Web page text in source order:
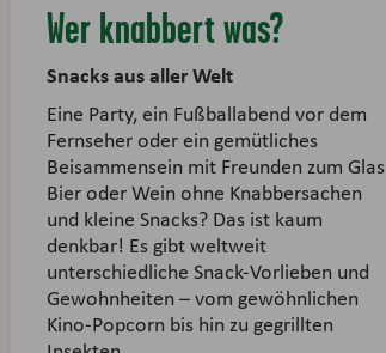
Wer knabbert was?
Snacks aus aller Welt
Eine Party, ein Fußballabend vor dem
Fernseher oder ein gemütliches
Beisammensein mit Freunden zum Glas
Bier oder Wein ohne Knabbersachen
und kleine Snacks? Das ist kaum
denkbar! Es gibt weltweit
unterschiedliche Snack-Vorlieben und
Gewohnheiten – vom gewöhnlichen
Kino-Popcorn bis hin zu gegrillten